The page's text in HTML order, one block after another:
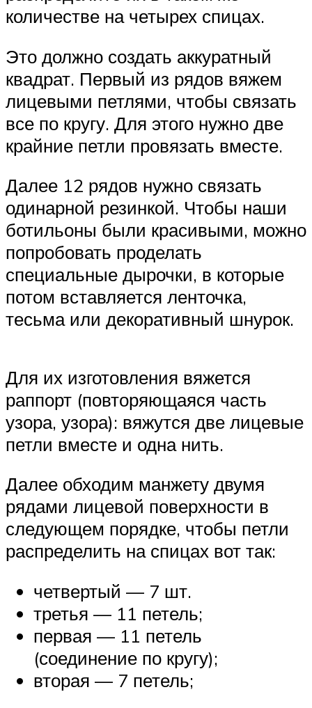
количестве на четырех спицах.
Это должно создать аккуратный
квадрат. Первый из рядов вяжем
лицевыми петлями, чтобы связать
все по кругу. Для этого нужно две
крайние петли провязать вместе.
Далее 12 рядов нужно связать
одинарной резинкой. Чтобы наши
ботильоны были красивыми, можно
попробовать проделать
специальные дырочки, в которые
потом вставляется ленточка,
тесьма или декоративный шнурок.
Для их изготовления вяжется
раппорт (повторяющаяся часть
узора, узора): вяжутся две лицевые
петли вместе и одна нить.
Далее обходим манжету двумя
рядами лицевой поверхности в
следующем порядке, чтобы петли
распределить на спицах вот так:
четвертый — 7 шт.
третья — 11 петель;
первая — 11 петель
(соединение по кругу);
вторая — 7 петель;